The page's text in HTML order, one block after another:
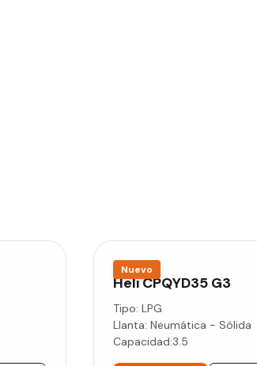
HeliCPQYD35 G3
Tipo: LPG
Llanta: Neumática - Sólida
Capacidad:3.5
Nuevo